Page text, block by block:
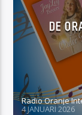
DE
Radio Oranje
4 JANUARI 2026